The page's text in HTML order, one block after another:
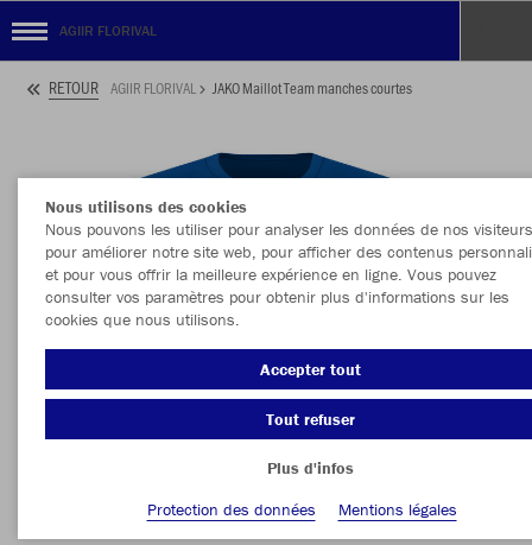
AGIIR FLORIVAL
RETOUR AGIIR FLORIVAL JAKO Maillot Team manches courtes
Nous utilisons des cookies
Nous pouvons les utiliser pour analyser les données de nos
pour améliorer notre site web, pour afficher des contenus
et pour vous offrir la meilleure expérience en ligne. Vous pouvez
consulter vos paramètres pour obtenir plus d'informations sur les
cookies que nous utilisons.
Accepter tout
Tout refuser
Plus d'infos
Protection des données
Mentions légales